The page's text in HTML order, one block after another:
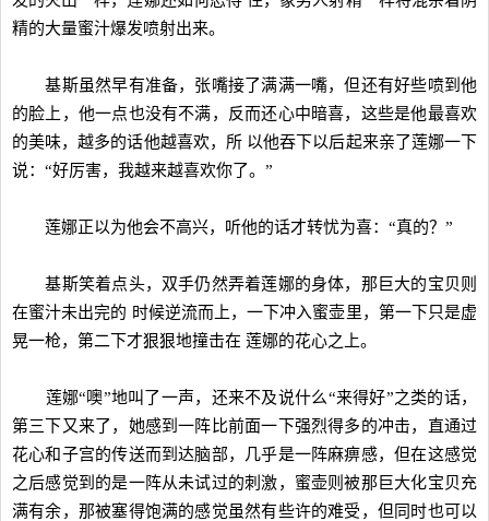
精的大量蜜汁爆发喷射出来。
基斯虽然早有准备，张嘴接了满满一嘴，但还有好些喷到他
的脸上，他一点也没有不满，反而还心中暗喜，这些是他最喜欢
的美味，越多的话他越喜欢，所 以他吞下以后起来亲了莲娜一下
说：“好厉害，我越来越喜欢你了。”
莲娜正以为他会不高兴，听他的话才转忧为喜：“真的？”
基斯笑着点头，双手仍然弄着莲娜的身体，那巨大的宝贝则
在蜜汁未出完的 时候逆流而上，一下冲入蜜壶里，第一下只是虚
晃一枪，第二下才狠狠地撞击在 莲娜的花心之上。
莲娜“噢”地叫了一声，还来不及说什么“来得好”之类的话，
第三下又来了，她感到一阵比前面一下强烈得多的冲击，直通过
花心和子宫的传送而到达脑部，几乎是一阵麻痹感，但在这感觉
之后感觉到的是一阵从未试过的刺激，蜜壶则被那巨大化宝贝充
满有余，那被塞得饱满的感觉虽然有些许的难受，但同时也可以